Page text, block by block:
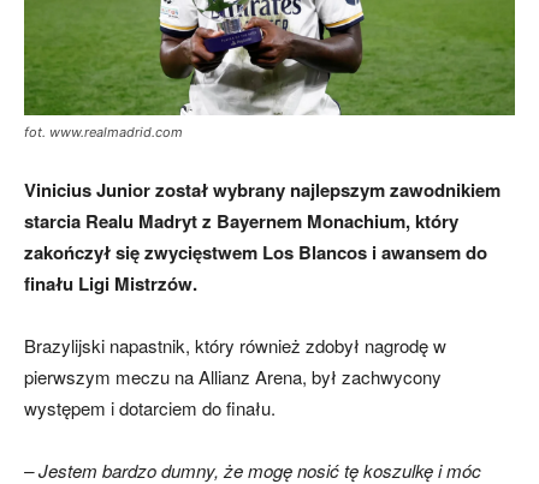
fot. www.realmadrid.com
Vinicius Junior został wybrany najlepszym zawodnikiem
starcia Realu Madryt z Bayernem Monachium, który
zakończył się zwycięstwem Los Blancos i awansem do
finału Ligi Mistrzów.
Brazylijski napastnik, który również zdobył nagrodę w
pierwszym meczu na Allianz Arena, był zachwycony
występem i dotarciem do finału.
– Jestem bardzo dumny, że mogę nosić tę koszulkę i móc